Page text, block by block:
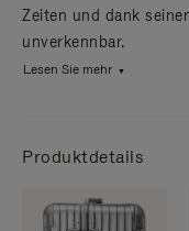
Zeiten und dank
unverkennbar.
Lesen Sie mehr
Produktdetails